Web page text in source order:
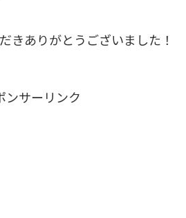
きありがとうございました！
ンサーリンク